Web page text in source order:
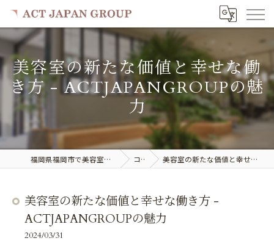
美容室の新たな価値と幸せな働
き方 - ACTJAPANGROUPの魅
力
福岡県福岡市で美容室の求人ならACT JAPAN GROUP コラム 美容室の新たな価値と幸せな働き方 - ACTJAPANGROUPの魅力
美容室の新たな価値と幸せな働き方 -
ACTJAPANGROUPの魅力
2024/03/31